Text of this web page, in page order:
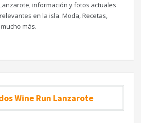
información y fotos actuales
en la isla. Moda, Recetas,
más.
Wine Run Lanzarote